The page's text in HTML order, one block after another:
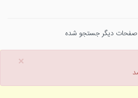
دیگر جستجو شده
×